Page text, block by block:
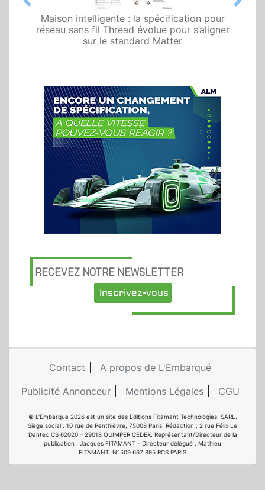
Maison intelligente : la spécification pour
réseau sans fil Thread évolue pour s’aligner
sur le standard Matter
Previous Next
RECEVEZ NOTRE NEWSLETTER
Inscrivez-vous
Contact
A propos de L'Embarqué
Publicité Annonceur
Mentions Légales CGU
© L'Embarqué 2026 est un site des Editions Fitamant Technologies. SARL.
Siège social : 10 rue de Penthièvre, 75008 Paris. Rédaction : 2 rue Félix Le
Dantec CS 62020 – 29018 QUIMPER CEDEX. Représentant/Directeur de la
publication : Jacques FITAMANT - Directeur délégué : Mathieu
FITAMANT. N°509 667 895 RCS PARIS